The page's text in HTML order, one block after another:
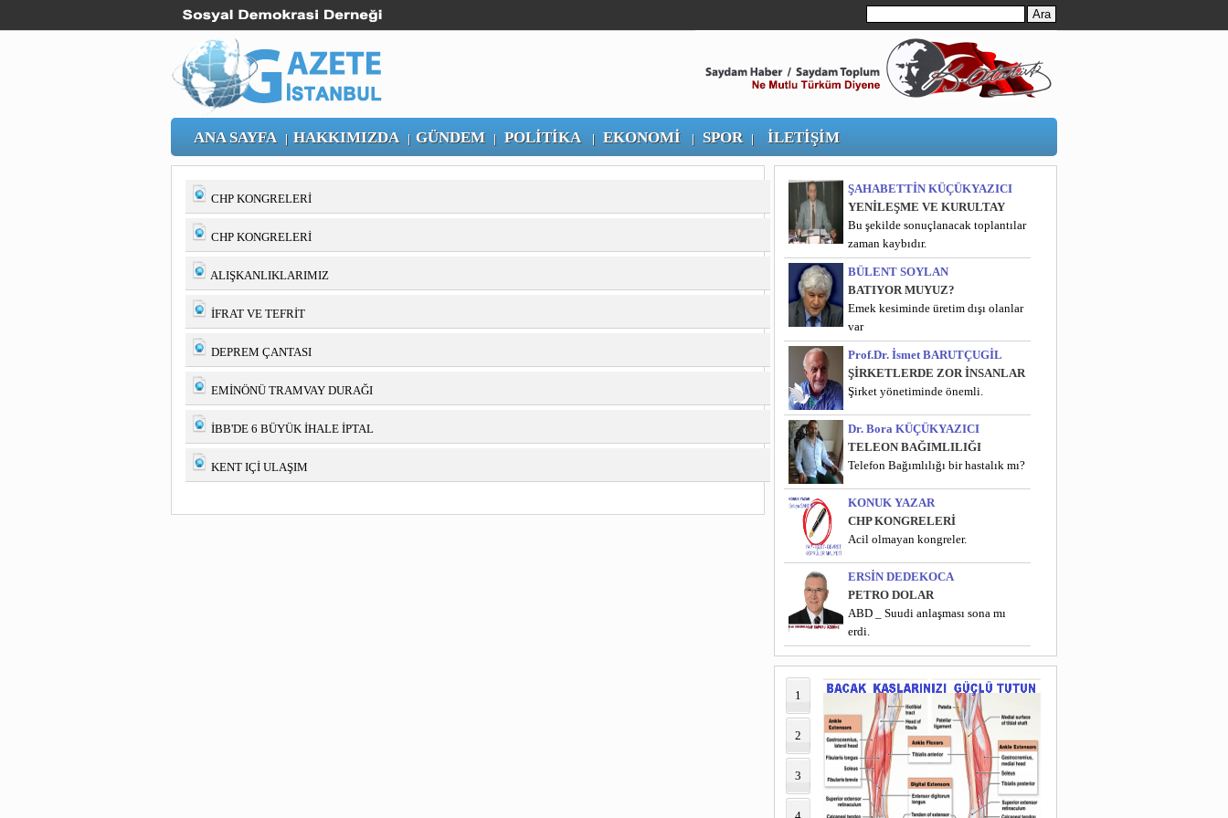
ANA SAYFA | HAKKIMIZDA | GÜNDEM| POLİTİKA | EKONOMİ | SPOR| İLETİŞİM
CHP KONGRELERİ
CHP KONGRELERİ
ALIŞKANLIKLARIMIZ
İFRAT VE TEFRİT
DEPREM ÇANTASI
EMİNÖNÜ TRAMVAY DURAĞI
İBB'DE 6 BÜYÜK İHALE İPTAL
KENT IÇİ ULAŞIM
ŞAHABETTİN KÜÇÜKYAZICI
YENİLEŞME VE KURULTAY
Bu şekilde sonuçlanacak toplantılar
zaman kaybıdır.
BÜLENT SOYLAN
BATIYOR MUYUZ?
Emek kesiminde üretim dışı olanlar
var
Prof.Dr. İsmet BARUTÇUGİL
ŞİRKETLERDE ZOR İNSANLAR
Şirket yönetiminde önemli.
Dr. Bora KÜÇÜKYAZICI
TELEON BAĞIMLILIĞI
Telefon Bağımlılığı bir hastalık mı?
KONUK YAZAR
CHP KONGRELERİ
Acil olmayan kongreler.
ERSİN DEDEKOCA
PETRO DOLAR
ABD _ Suudi anlaşması sona mı
erdi.
1
2
3